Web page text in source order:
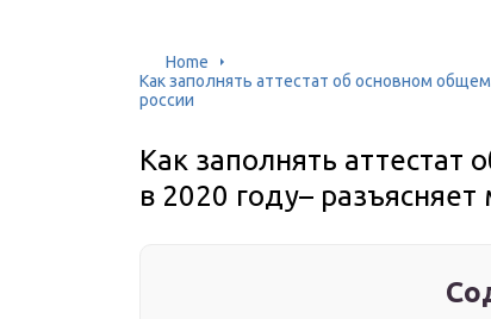
Home
Как заполнять аттестат об основном
россии
Как заполнять
в 2020 году–